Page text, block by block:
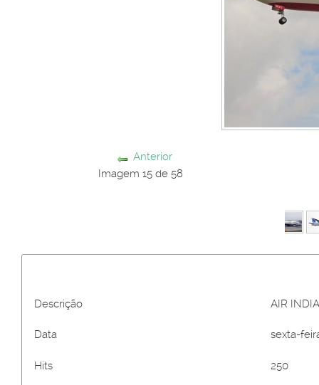
Anterior
Imagem 15 de 58
Descrição AIR
Data sexta-
Hits 250